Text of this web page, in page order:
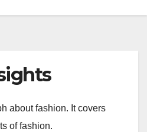
about fashion. It covers
of fashion.